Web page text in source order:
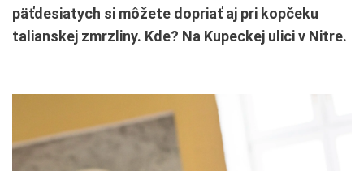
päťdesiatych si môžete dopriať aj pri kopčeku
talianskej zmrzliny. Kde? Na Kupeckej ulici v Nitre.